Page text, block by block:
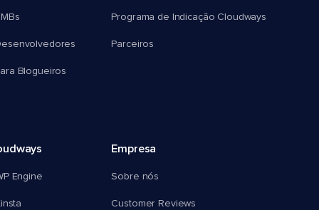
Blogueiros
Programa de Indicação Cloudways
Parceiros
Engine
Empresa
Sobre nós
Customer Reviews